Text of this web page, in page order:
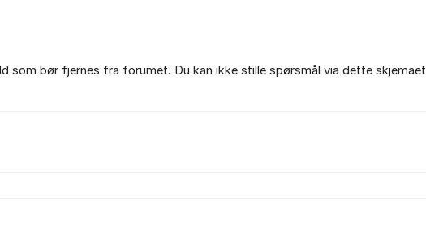
som bør fjernes fra forumet. Du kan ikke stille spørsmål via dette skjemaet